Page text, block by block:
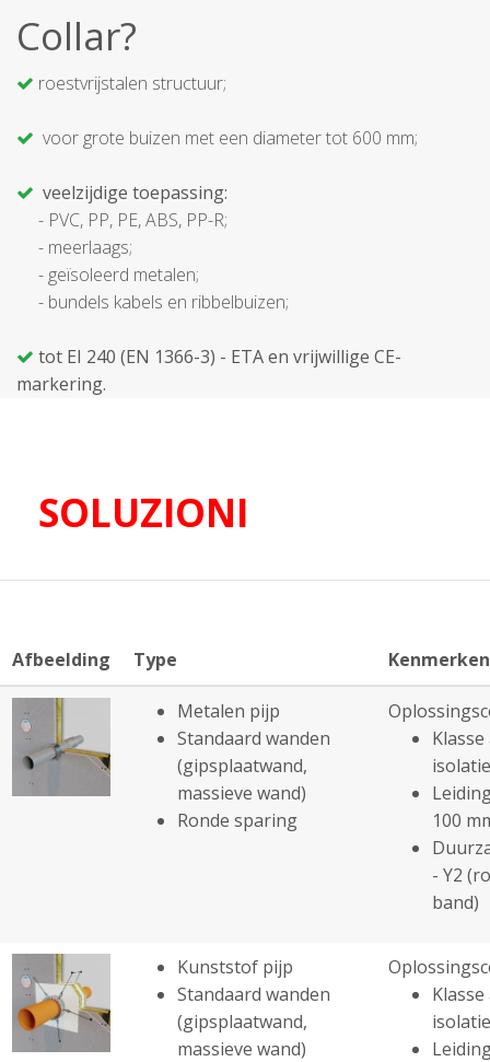
Collar?
roestvrijstalen structuur;
voor grote buizen met een diameter tot 600 mm;
veelzijdige toepassing:
- PVC, PP, PE, ABS, PP-R;
- meerlaags;
- geïsoleerd metalen;
- bundels kabels en ribbelbuizen;
tot EI 240 (EN 1366-3) - ETA en vrijwillige CE-
markering.
SOLUZIONI
Afbeelding Type Kenmerken
Metalen pijp
Standaard wanden
(gipsplaatwand,
massieve wand)
Ronde sparing
100
- Y2
band)
Kunststof pijp
Standaard wanden
(gipsplaatwand,
massieve wand)